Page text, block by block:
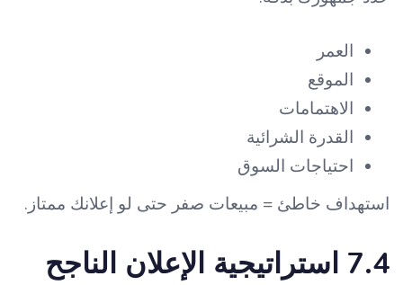
العمر
الموقع
الاهتمامات
القدرة الشرائية
احتياجات السوق
استهداف خاطئ = مبيعات صفر حتى لو إعلانك ممتاز.
7.4 استراتيجية الإعلان الناجح